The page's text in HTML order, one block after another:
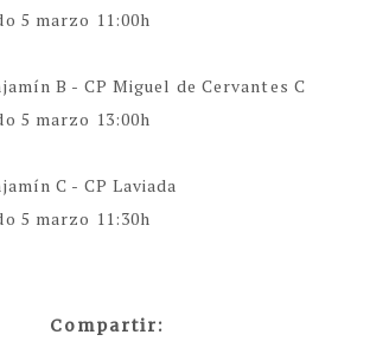
5 marzo 11:00h
B - CP Miguel de Cervantes C
5 marzo 13:00h
C - CP Laviada
5 marzo 11:30h
Compartir: